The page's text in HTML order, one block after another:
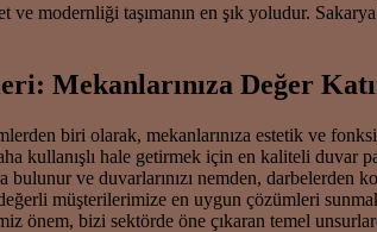
modernliği taşımanın en şık yoludur.
Mekanlarınıza Değer
biri olarak, mekanlarınıza estetik ve
kullanışlı hale getirmek için en kaliteli
bulunur ve duvarlarınızı nemden,
müşterilerimize en uygun çözümleri
önem, bizi sektörde öne çıkaran temel